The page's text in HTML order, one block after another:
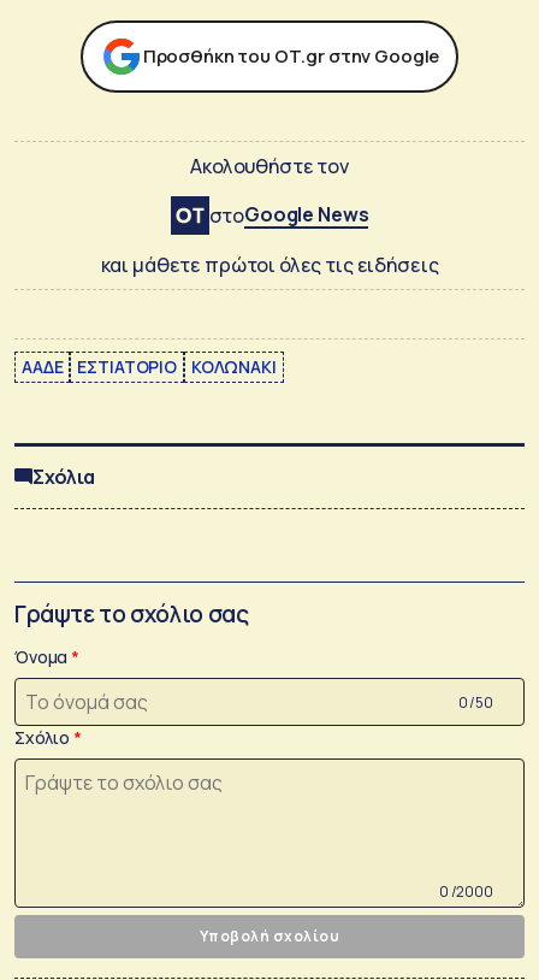
Προσθήκη του ΟΤ.gr στην Google
Ακολουθήστε τον
στοGoogle News
και μάθετε πρώτοι όλες τις ειδήσεις
ΑΑΔΕ ΕΣΤΙΑΤΟΡΙΟ ΚΟΛΩΝΑΚΙ
Σχόλια
Γράψτε το σχόλιο σας
Όνομα
0 /50
Σχόλιο
0 /2000
Υποβολή σχολίου